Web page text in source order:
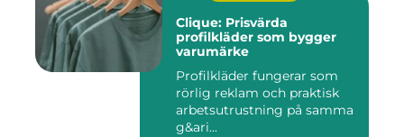
Clique: Prisvärda
profilkläder som bygger
varumärke
Profilkläder fungerar som
rörlig reklam och praktisk
arbetsutrustning på samma
g&ari...